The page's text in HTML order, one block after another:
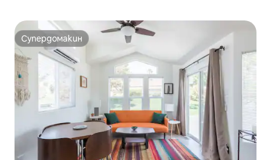
Супердомакин
Супердомакин